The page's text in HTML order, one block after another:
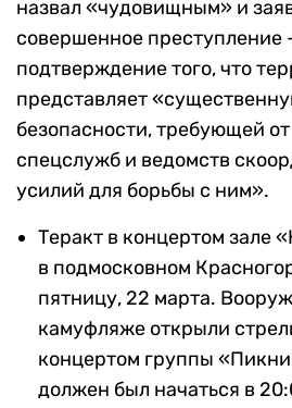
назвал «чудовищным» и
совершенное
подтверждение того, что
представляет
безопасности, требующей
спецслужб и ведомств
усилий для борьбы с ним».
Теракт в концертом зале
в подмосковном
пятницу, 22 марта.
камуфляже открыли
концертом группы
должен был начаться в